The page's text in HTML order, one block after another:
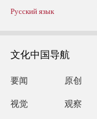
Русский язык
文化中国导航
要闻 原创
视觉 观察